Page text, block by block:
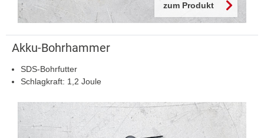
zum Produkt
Akku-Bohrhammer
SDS-Bohrfutter
Schlagkraft: 1,2 Joule